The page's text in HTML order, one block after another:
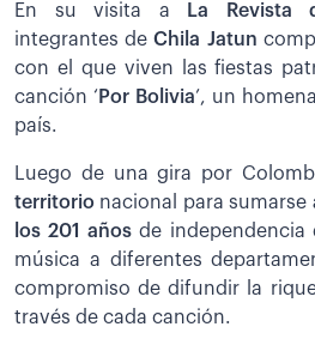
En su visita a La Revista
integrantes de Chila Jatun
con el que viven las fiestas
canción ‘ Por Bolivia’, un
país.
Luego de una gira por
territorio nacional para sumarse
los 201 años de independencia
música a diferentes
compromiso de difundir la
través de cada canción.